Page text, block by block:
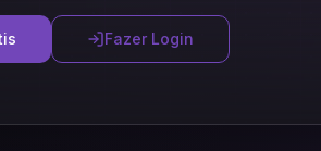
Fazer Login